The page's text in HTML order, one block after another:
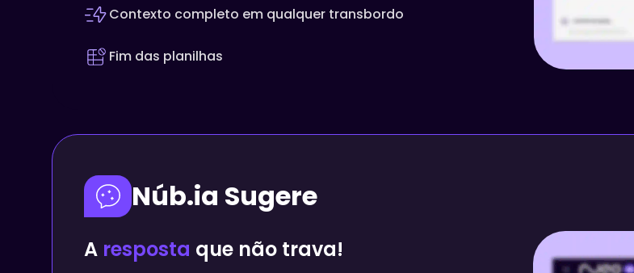
Contexto completo em qualquer transbordo
Fim das planilhas
Núb.ia Sugere
A resposta que não trava!